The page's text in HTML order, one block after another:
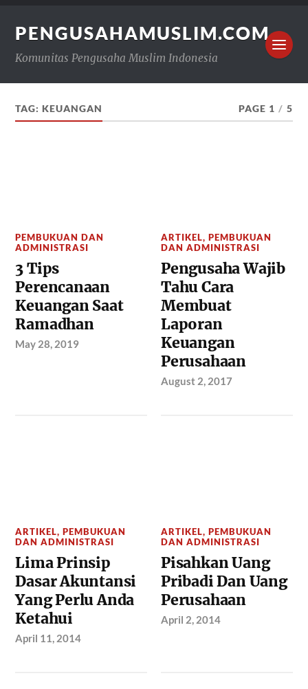
PENGUSAHAMUSLIM.COM
Komunitas Pengusaha Muslim Indonesia
TAG:KEUANGAN PAGE 1 / 5
PEMBUKUAN DAN
ADMINISTRASI
3 Tips
Perencanaan
Keuangan Saat
Ramadhan
May 28, 2019
ARTIKEL,PEMBUKUAN
DAN ADMINISTRASI
Pengusaha Wajib
Tahu Cara
Membuat
Laporan
Keuangan
Perusahaan
August 2, 2017
ARTIKEL,PEMBUKUAN
DAN ADMINISTRASI
Lima Prinsip
Dasar Akuntansi
Yang Perlu Anda
Ketahui
April 11, 2014
ARTIKEL,PEMBUKUAN
DAN ADMINISTRASI
Pisahkan Uang
Pribadi Dan Uang
Perusahaan
April 2, 2014